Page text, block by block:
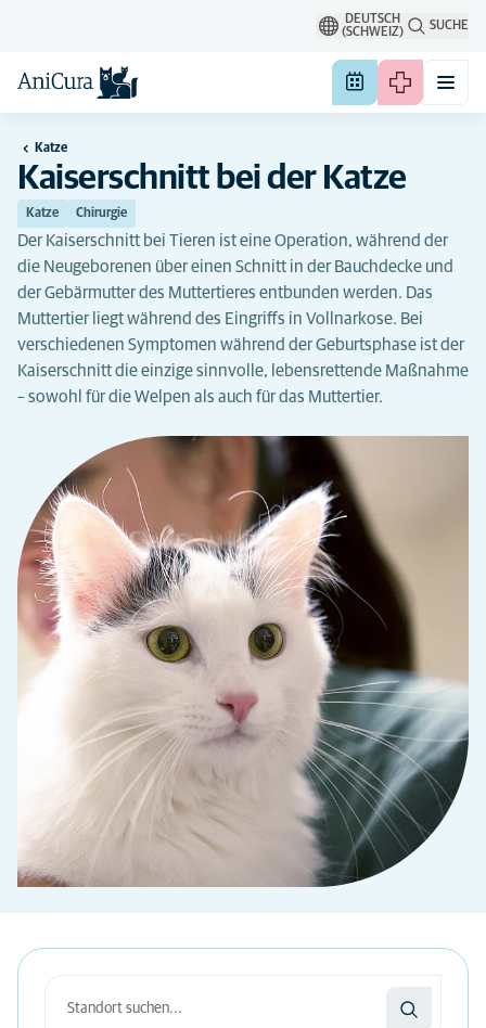
DEUTSCH
(SCHWEIZ)
SUCHE
Katze
Kaiserschnitt bei der Katze
Katze Chirurgie
Der Kaiserschnitt bei Tieren ist eine Operation, während der
die Neugeborenen über einen Schnitt in der Bauchdecke und
der Gebärmutter des Muttertieres entbunden werden. Das
Muttertier liegt während des Eingriffs in Vollnarkose. Bei
verschiedenen Symptomen während der Geburtsphase ist der
Kaiserschnitt die einzige sinnvolle, lebensrettende Maßnahme
– sowohl für die Welpen als auch für das Muttertier.